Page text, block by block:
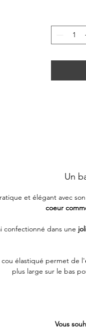
Un
et élégant avec
coeur
confectionné dans une
cou élastiqué permet de l'
plus large sur le bas
Vous